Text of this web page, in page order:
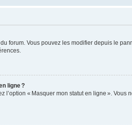
forum. Vous pouvez les modifier depuis le
ligne ?
« Masquer mon statut en ligne ».